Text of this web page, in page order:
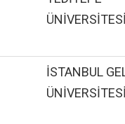
İSTANBUL